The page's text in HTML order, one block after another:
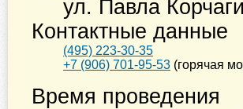
ул. Павла
Контактные данные
(495) 223-30-35
+7 (906) 701-95-53 (горячая
Время проведения